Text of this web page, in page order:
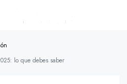
lo que debes saber